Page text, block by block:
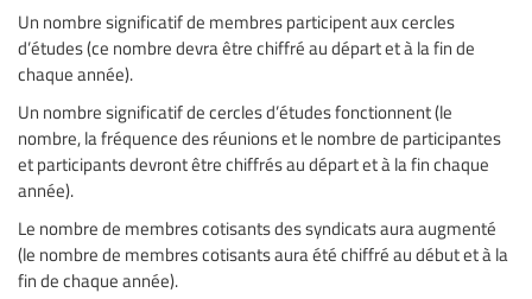
Un nombre significatif de membres participent aux cercles
d’études (ce nombre devra être chiffré au départ et à la fin de
chaque année).
Un nombre significatif de cercles d’études fonctionnent (le
nombre, la fréquence des réunions et le nombre de participantes
et participants devront être chiffrés au départ et à la fin chaque
année).
Le nombre de membres cotisants des syndicats aura augmenté
(le nombre de membres cotisants aura été chiffré au début et à la
fin de chaque année).